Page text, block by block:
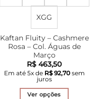
XGG
Kaftan Fluity – Cashmere
Rosa – Col. Águas de
Março
R$ 463,50
Em até 5x de R$92,70sem
juros
Ver opções